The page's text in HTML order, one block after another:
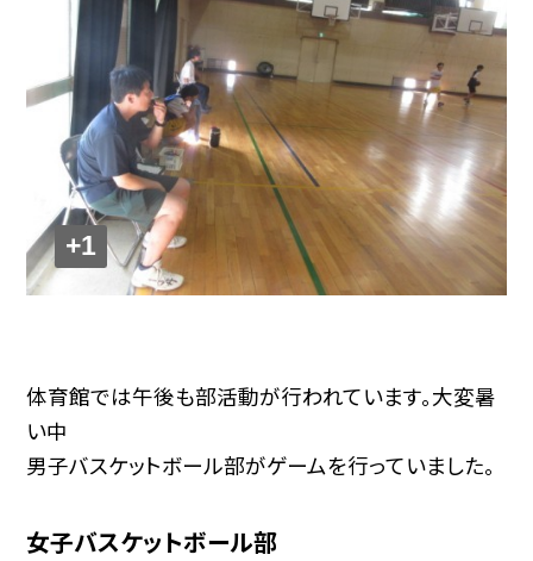
+1
体育館では午後も部活動が行われています。大変暑
い中
男子バスケットボール部がゲームを行っていました。
女子バスケットボール部